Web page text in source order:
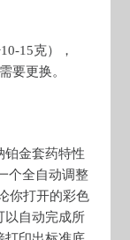
15克），
要更换。
铂金套药特性
个全自动调整
你打开的彩色
以自动完成所